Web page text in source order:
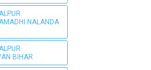
NALANDA
BIHAR